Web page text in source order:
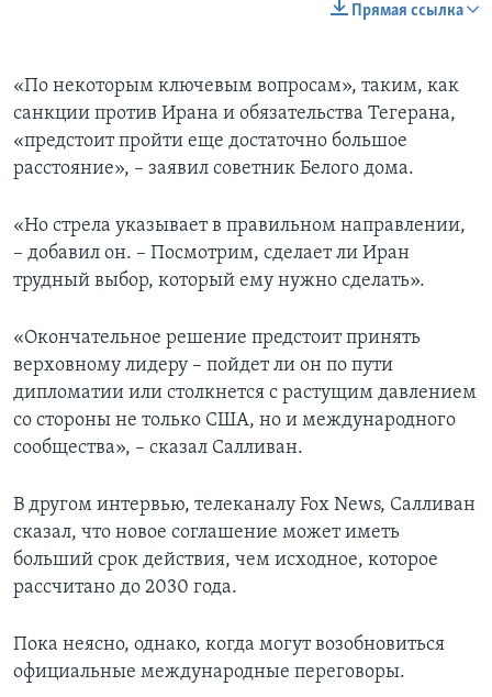
Прямая ссылка
«По некоторым ключевым вопросам», таким, как
санкции против Ирана и обязательства Тегерана,
«предстоит пройти еще достаточно большое
расстояние», – заявил советник Белого дома.
«Но стрела указывает в правильном направлении,
– добавил он. – Посмотрим, сделает ли Иран
трудный выбор, который ему нужно сделать».
«Окончательное решение предстоит принять
верховному лидеру – пойдет ли он по пути
дипломатии или столкнется с растущим давлением
со стороны не только США, но и международного
сообщества», – сказал Салливан.
В другом интервью, телеканалу Fox News, Салливан
сказал, что новое соглашение может иметь
больший срок действия, чем исходное, которое
рассчитано до 2030 года.
Пока неясно, однако, когда могут возобновиться
официальные международные переговоры.